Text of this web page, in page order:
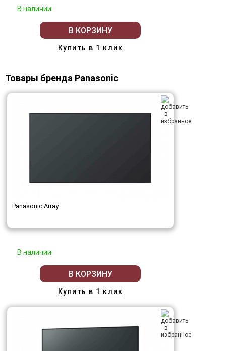
В наличии
В КОРЗИНУ
Купить в 1 клик
Товары бренда Panasonic
Panasonic Array
В наличии
В КОРЗИНУ
Купить в 1 клик